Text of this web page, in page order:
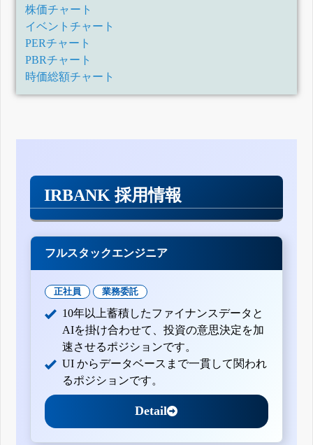
株価チャート
イベントチャート
PERチャート
PBRチャート
時価総額チャート
IRBANK 採用情報
フルスタックエンジニア
正社員 業務委託
10年以上蓄積したファイナンスデータと
AIを掛け合わせて、投資の意思決定を加
速させるポジションです。
UI からデータベースまで一貫して関われ
るポジションです。
Detail